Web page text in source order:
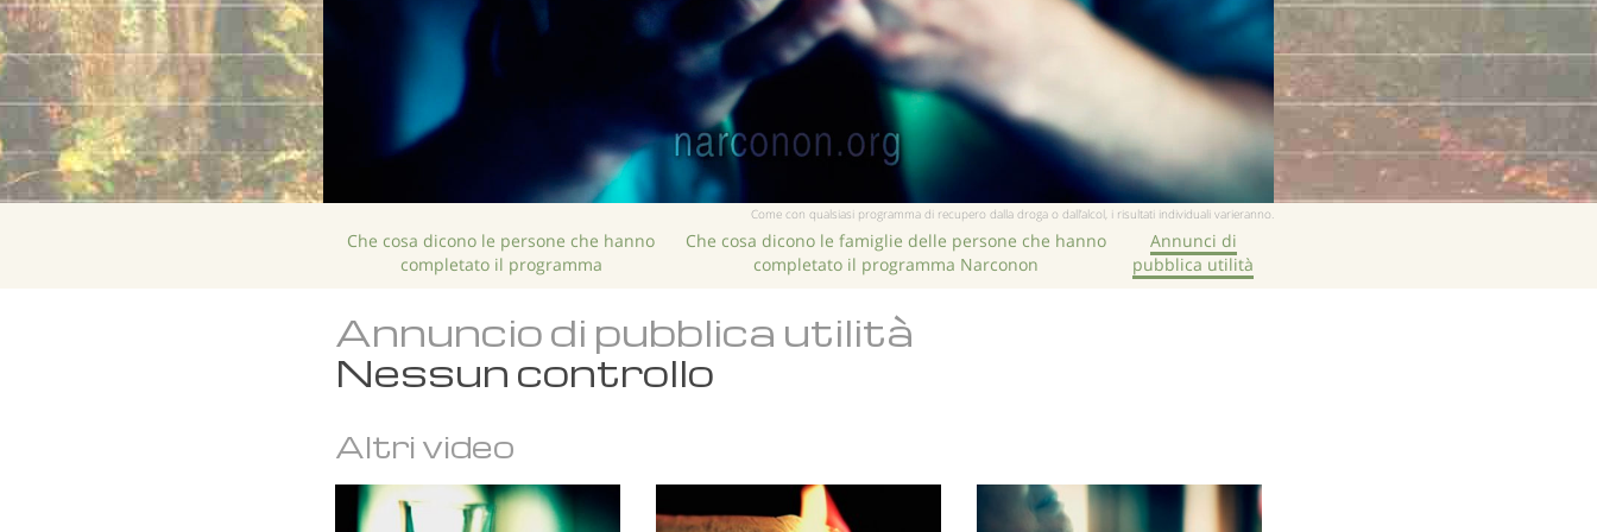
Come con qualsiasi programma di recupero dalla droga o dall’alcol, i risultati individuali varieranno.
Che cosa dicono le persone che hanno
completato il programma
Che cosa dicono le famiglie delle persone che hanno
completato il programma Narconon
Annunci di
pubblica utilità
Annuncio di pubblica utilità
Nessun controllo
Altri video